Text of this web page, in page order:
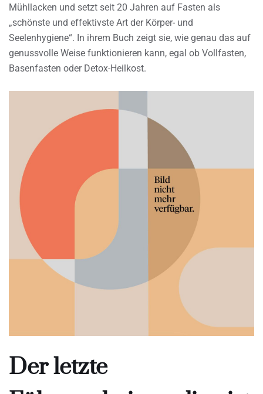
Mühllacken und setzt seit 20 Jahren auf Fasten als
„schönste und effektivste Art der Körper- und
Seelenhygiene“. In ihrem Buch zeigt sie, wie genau das auf
genussvolle Weise funktionieren kann, egal ob Vollfasten,
Basenfasten oder Detox-Heilkost.
Der letzte